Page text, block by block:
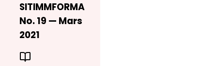
SITIMMFORMA
No. 19 — Mars
2021